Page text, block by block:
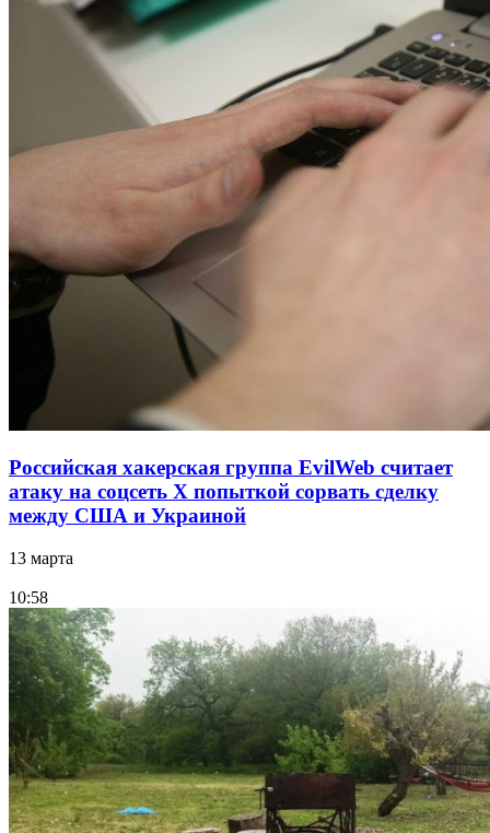
Российская хакерская группа EvilWeb считает
атаку на соцсеть Х попыткой сорвать сделку
между США и Украиной
13 марта
10:58